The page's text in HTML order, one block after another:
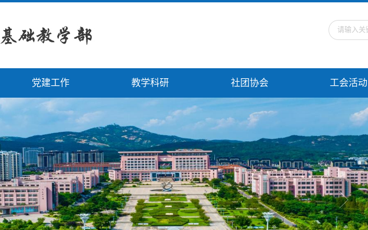
党建工作 教学科研 社团协会 工会活动